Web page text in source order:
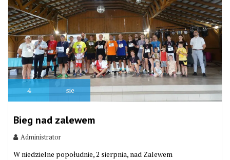
4 sie
Bieg nad zalewem
Administrator
W niedzielne popołudnie, 2 sierpnia, nad Zalewem